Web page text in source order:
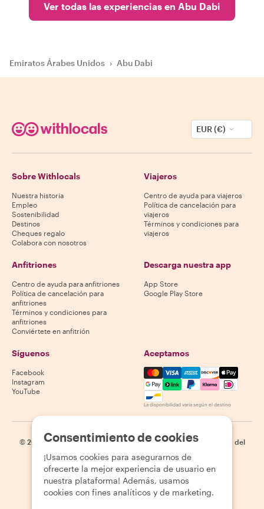
Ver todas las experiencias en Abu Dabi
Emiratos Árabes Unidos › Abu Dabi
EUR (€)
Sobre Withlocals
Nuestra historia
Empleo
Sostenibilidad
Destinos
Cheques regalo
Colabora con nosotros
Viajeros
Centro de ayuda para viajeros
Política de cancelación para
viajeros
Términos y condiciones para
viajeros
Anfitriones
Centro de ayuda para anfitriones
Política de cancelación para
anfitriones
Términos y condiciones para
anfitriones
Conviértete en anfitrión
Descarga nuestra app
App Store
Google Play Store
Síguenos
Facebook
Instagram
YouTube
Aceptamos
Mastercard, Visa, Amex,
La disponibilidad varía según el destino
© 2026 Withlocals.com | Política de privacidad | Cookies
Mapa del
Consentimiento de cookies
¡Usamos cookies para asegurarnos de
ofrecerte la mejor experiencia de usuario en
nuestra plataforma! Además, usamos
cookies con fines analíticos y de marketing.